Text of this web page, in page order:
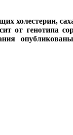
холестерин,
от генотипа